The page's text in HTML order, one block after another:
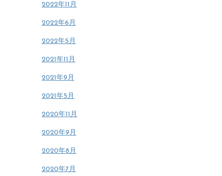
2022年11月
2022年6月
2022年5月
2021年11月
2021年9月
2021年5月
2020年11月
2020年9月
2020年8月
2020年7月